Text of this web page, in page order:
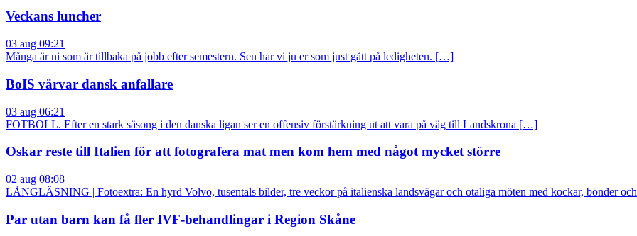
Veckans luncher
03 aug 09:21
Många är ni som är tillbaka på jobb efter semestern. Sen har vi ju er som just gått på ledigheten. […]
BoIS värvar dansk anfallare
03 aug 06:21
FOTBOLL. Efter en stark säsong i den danska ligan ser en offensiv förstärkning ut att vara på väg till Landskrona […]
Oskar reste till Italien för att fotografera mat men kom hem med något mycket större
02 aug 08:08
LÅNGLÄSNING | Fotoextra: En hyrd Volvo, tusentals bilder, tre veckor på italienska landsvägar och otaliga möten med kockar, bönder
Par utan barn kan få fler IVF-behandlingar i Region Skåne